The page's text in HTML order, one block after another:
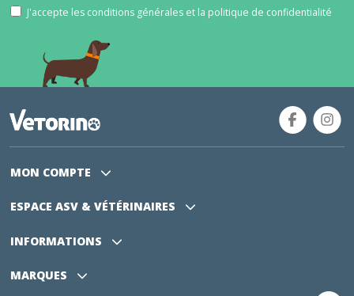
J'accepte les conditions générales et la politique de confidentialité
MON COMPTE
ESPACE ASV & VÉTÉRINAIRES
INFORMATIONS
MARQUES